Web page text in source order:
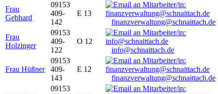
Frau
Gebhard
09153
409-
142
E 13
finanzverwaltung@schnaittach.de
Frau
Holzinger
09153
409-
122
O 12
info@schnaittach.de
Frau Hüßner
09153
409-
143
E 12
finanzverwaltung@schnaittach.de
09153